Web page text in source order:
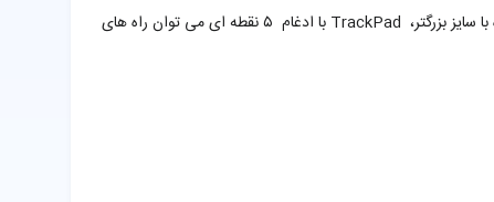
سازی شده است همچنین همراه با دکمه های مناسب چند رسانه ای، قابلیت عملکرد قفل و دسترسی فوری به نمایش برنامه های مختلف بهینه شده است. به علاوه با سایز بزرگتر، TrackPad با ادغام ۵ نقطه ای می توان راه های